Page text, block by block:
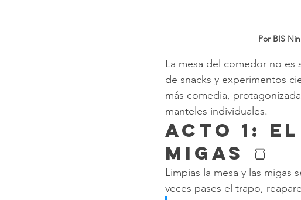
Por BIS
La mesa del comedor no es
de snacks y experimentos
más comedia,
manteles individuales.
Acto 1:
Migas 🍞
Limpias la mesa y las
veces pases el trapo,